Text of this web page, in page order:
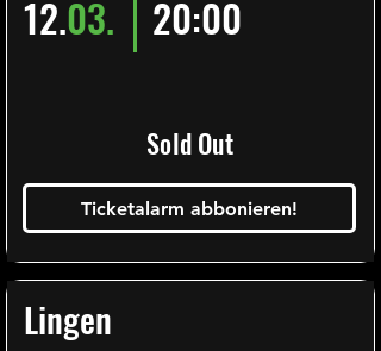
12.03. 20:00
Sold Out
Ticketalarm abbonieren!
Lingen